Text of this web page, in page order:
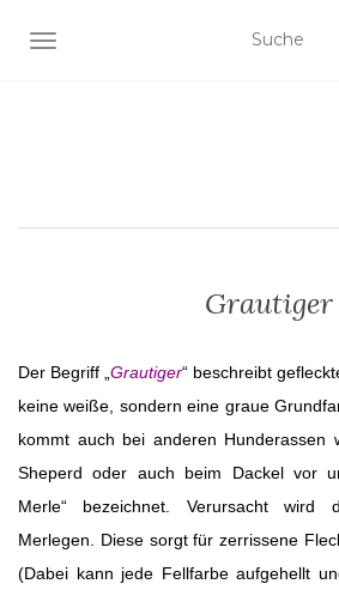
SCHALTE NAVIGATION
Grautiger
Der Begriff „ Grautiger“ beschreibt
keine weiße, sondern eine graue
kommt auch bei anderen Hunderassen
Sheperd oder auch beim Dackel vor
Merle“ bezeichnet. Verursacht
Merlegen. Diese sorgt für zerrissene
(Dabei kann jede Fellfarbe aufgehellt